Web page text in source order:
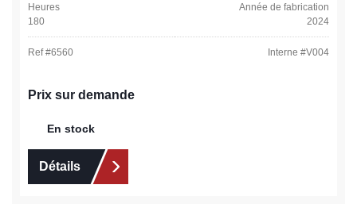
Heures
180
Année de fabrication
2024
Ref #6560 Interne #V004
Prix sur demande
En stock
Détails